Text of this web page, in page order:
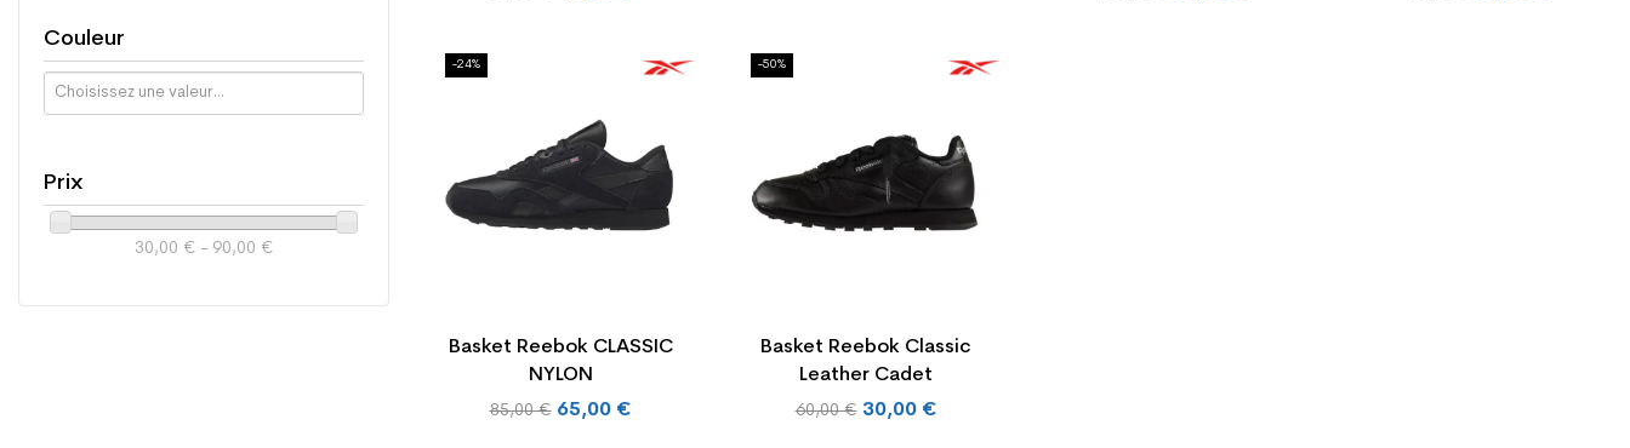
Couleur
Prix
30,00 € - 90,00 €
Basket Reebok CLASSIC
NYLON
Prix
85,00 € 65,00 €
-24%
Basket Reebok Classic
Leather Cadet
Prix
60,00 € 30,00 €
-50%